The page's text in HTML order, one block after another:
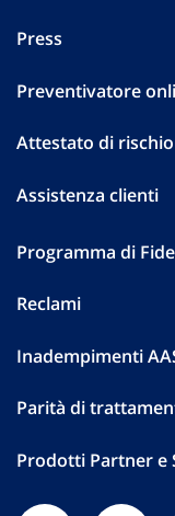
Press
Preventivatore
Attestato di rischio
Assistenza clienti
Programma di
Reclami
Inadempimenti
Parità di
Prodotti Partner e